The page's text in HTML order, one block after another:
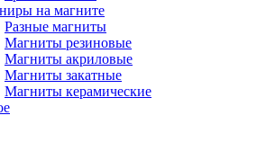
на магните
Разные магниты
Магниты резиновые
Магниты акриловые
Магниты закатные
Магниты керамические